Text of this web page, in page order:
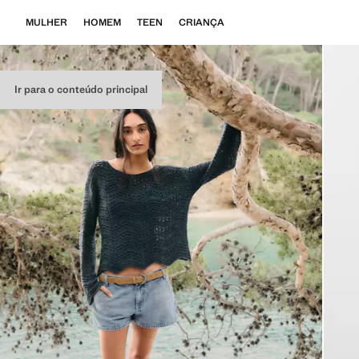
Ir para o conteúdo principal
MULHER HOMEM TEEN CRIANÇA